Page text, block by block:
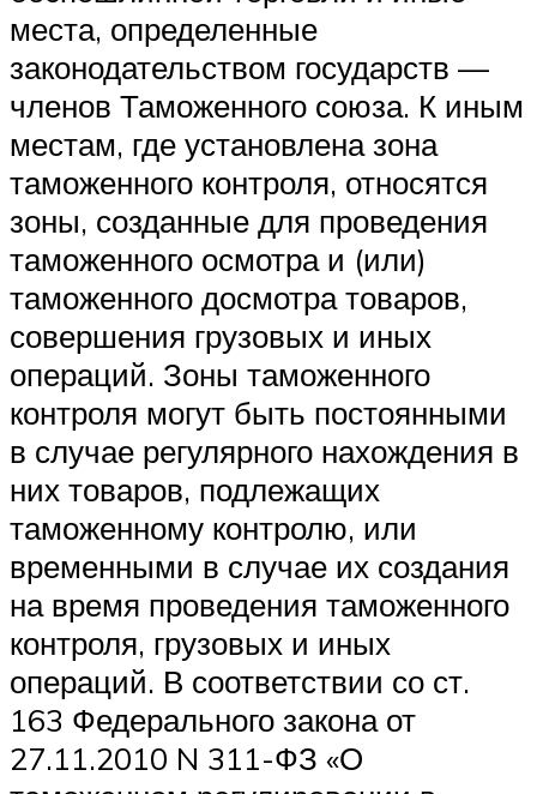
места, определенные
законодательством государств —
членов Таможенного союза. К иным
местам, где установлена зона
таможенного контроля, относятся
зоны, созданные для проведения
таможенного осмотра и (или)
таможенного досмотра товаров,
совершения грузовых и иных
операций. Зоны таможенного
контроля могут быть постоянными
в случае регулярного нахождения в
них товаров, подлежащих
таможенному контролю, или
временными в случае их создания
на время проведения таможенного
контроля, грузовых и иных
операций. В соответствии со ст.
163 Федерального закона от
27.11.2010 N 311-ФЗ «О